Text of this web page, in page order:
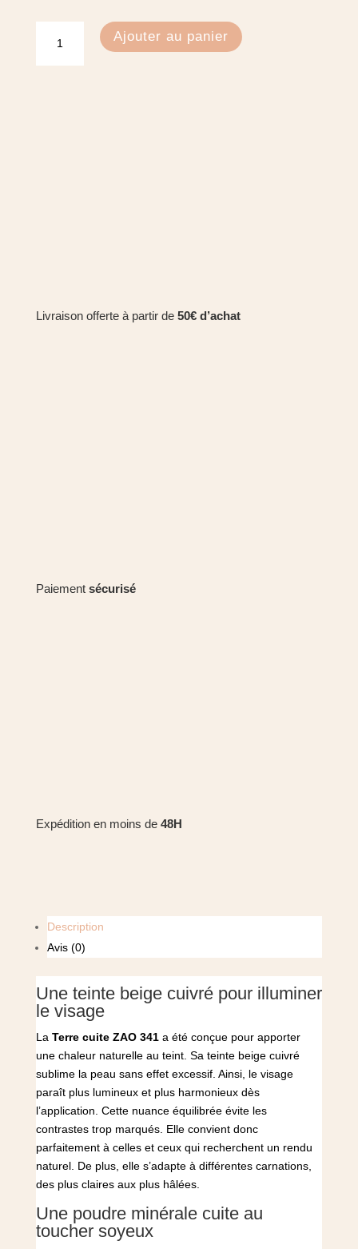
Terre
Ajouter au panier
Livraison offerte à partir de 50€ d’achat
Paiement sécurisé
Expédition en moins de 48H
Description
Avis (0)
Une teinte beige cuivré pour illuminer
le visage
La Terre cuite ZAO 341a été conçue pour apporter
une chaleur naturelle au teint. Sa teinte beige cuivré
sublime la peau sans effet excessif. Ainsi, le visage
paraît plus lumineux et plus harmonieux dès
l’application. Cette nuance équilibrée évite les
contrastes trop marqués. Elle convient donc
parfaitement à celles et ceux qui recherchent un rendu
naturel. De plus, elle s’adapte à différentes carnations,
des plus claires aux plus hâlées.
Une poudre minérale cuite au
toucher soyeux